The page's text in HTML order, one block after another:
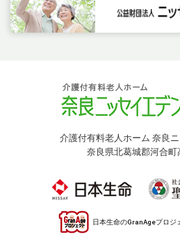
介護付有料老人ホーム 奈良
奈良県北葛城郡河合町
日本生命のGranAgeプロジ